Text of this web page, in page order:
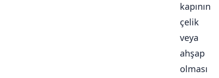
kapının
çelik
veya
ahşap
olması